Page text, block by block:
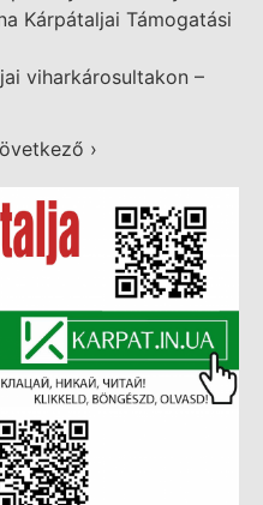
Kárpátaljai Támogatási
viharkárosultakon –
›